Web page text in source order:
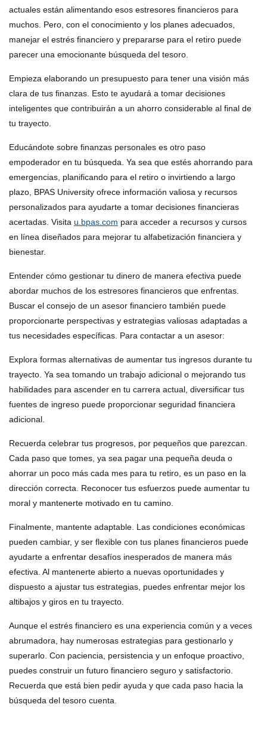
actuales están alimentando esos estresores financieros para
muchos. Pero, con el conocimiento y los planes adecuados,
manejar el estrés financiero y prepararse para el retiro puede
parecer una emocionante búsqueda del tesoro.
Empieza elaborando un presupuesto para tener una visión más
clara de tus finanzas. Esto te ayudará a tomar decisiones
inteligentes que contribuirán a un ahorro considerable al final de
tu trayecto.
Educándote sobre finanzas personales es otro paso
empoderador en tu búsqueda. Ya sea que estés ahorrando para
emergencias, planificando para el retiro o invirtiendo a largo
plazo, BPAS University ofrece información valiosa y recursos
personalizados para ayudarte a tomar decisiones financieras
acertadas. Visita u.bpas.com para acceder a recursos y cursos
en línea diseñados para mejorar tu alfabetización financiera y
bienestar.
Entender cómo gestionar tu dinero de manera efectiva puede
abordar muchos de los estresores financieros que enfrentas.
Buscar el consejo de un asesor financiero también puede
proporcionarte perspectivas y estrategias valiosas adaptadas a
tus necesidades específicas. Para contactar a un asesor:
Explora formas alternativas de aumentar tus ingresos durante tu
trayecto. Ya sea tomando un trabajo adicional o mejorando tus
habilidades para ascender en tu carrera actual, diversificar tus
fuentes de ingreso puede proporcionar seguridad financiera
adicional.
Recuerda celebrar tus progresos, por pequeños que parezcan.
Cada paso que tomes, ya sea pagar una pequeña deuda o
ahorrar un poco más cada mes para tu retiro, es un paso en la
dirección correcta. Reconocer tus esfuerzos puede aumentar tu
moral y mantenerte motivado en tu camino.
Finalmente, mantente adaptable. Las condiciones económicas
pueden cambiar, y ser flexible con tus planes financieros puede
ayudarte a enfrentar desafíos inesperados de manera más
efectiva. Al mantenerte abierto a nuevas oportunidades y
dispuesto a ajustar tus estrategias, puedes enfrentar mejor los
altibajos y giros en tu trayecto.
Aunque el estrés financiero es una experiencia común y a veces
abrumadora, hay numerosas estrategias para gestionarlo y
superarlo. Con paciencia, persistencia y un enfoque proactivo,
puedes construir un futuro financiero seguro y satisfactorio.
Recuerda que está bien pedir ayuda y que cada paso hacia la
búsqueda del tesoro cuenta.